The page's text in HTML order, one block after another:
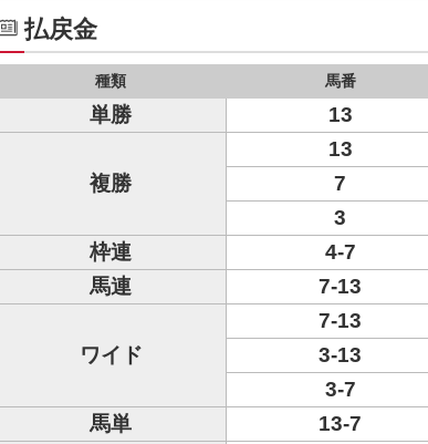
払戻金
種類 馬番
単勝 13
複勝
13
7
3
枠連
4-7
馬連
7-13
ワイド
7-13
3-13
3-7
馬単
13-7